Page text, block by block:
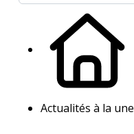
Actualités à la une